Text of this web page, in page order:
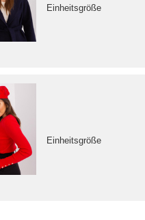
Einheitsgröße
Einheitsgröße